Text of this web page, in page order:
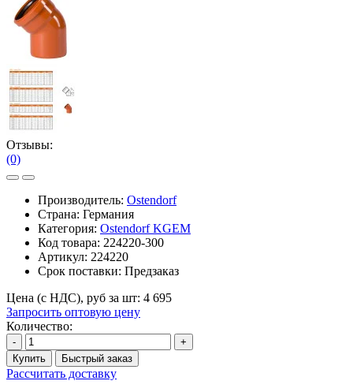
Отзывы:
(0)
Производитель: Ostendorf
Страна: Германия
Категория: Ostendorf KGEM
Код товара: 224220-300
Артикул: 224220
Срок поставки: Предзаказ
Цена (с НДС), руб за шт: 4 695
Запросить оптовую цену
Количество:
-
+
Купить
Быстрый заказ
Рассчитать доставку